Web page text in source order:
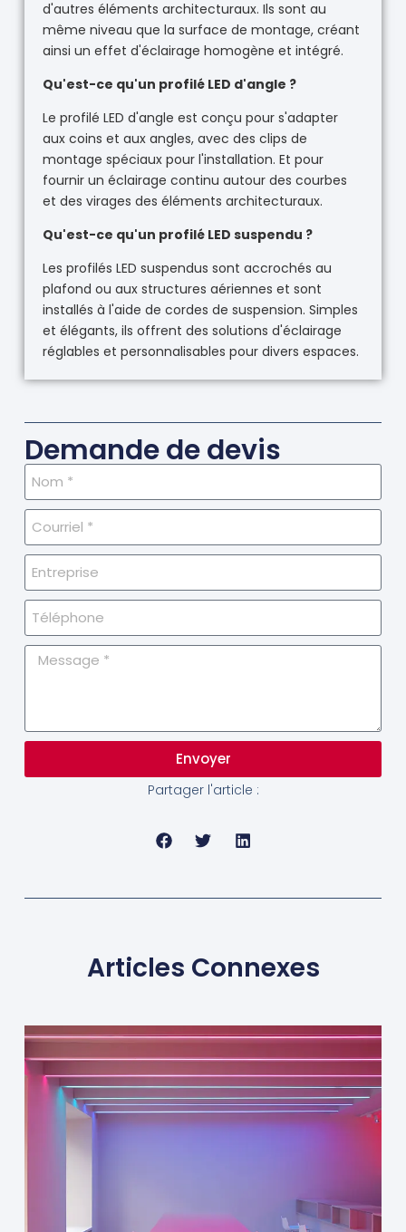
d'autres éléments architecturaux. Ils sont au
même niveau que la surface de montage, créant
ainsi un effet d'éclairage homogène et intégré.
Qu'est-ce qu'un profilé LED d'angle ?
Le profilé LED d'angle est conçu pour s'adapter
aux coins et aux angles, avec des clips de
montage spéciaux pour l'installation. Et pour
fournir un éclairage continu autour des courbes
et des virages des éléments architecturaux.
Qu'est-ce qu'un profilé LED suspendu ?
Les profilés LED suspendus sont accrochés au
plafond ou aux structures aériennes et sont
installés à l'aide de cordes de suspension. Simples
et élégants, ils offrent des solutions d'éclairage
réglables et personnalisables pour divers espaces.
Demande de devis
Envoyer
Partager l'article :
Articles Connexes